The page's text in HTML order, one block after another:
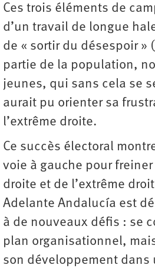
Ces trois éléments de
d’un travail de longue
de « sortir du désespoir »
partie de la population,
jeunes, qui sans cela se
aurait pu orienter sa
l’extrême droite.
Ce succès électoral
voie à gauche pour freiner
droite et de l’extrême
Adelante Andalucía est
à de nouveaux défis : se
plan organisationnel,
son développement dans